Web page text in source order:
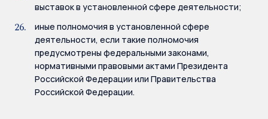
выставок в установленной сфере деятельности;
иные полномочия в установленной сфере
деятельности, если такие полномочия
предусмотрены федеральными законами,
нормативными правовыми актами Президента
Российской Федерации или Правительства
Российской Федерации.